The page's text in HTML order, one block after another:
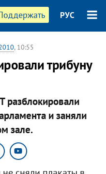
РУС
, 10:55
трибуну
и заняли
зале.